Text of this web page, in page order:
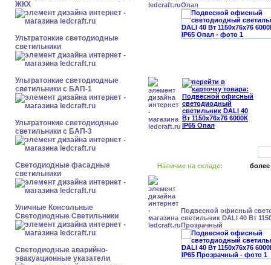
ЖКХ
Ультратонкие светодиодные
светильники
Ультратонкие светодиодные
светильники с БАП-1
Ультратонкие светодиодные
светильники с БАП-3
Светодиодные фасадные
светильники
Уличные Консольные
Светодиодные Светильники
Светодиодные аварийно-
эвакуационные указатели
Опал
Наличие на складе: более
Подвесной офисный
светильник DALI 40 Вт
Прозрачный